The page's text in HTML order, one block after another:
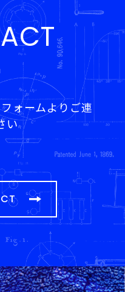
ォームよりご連
い